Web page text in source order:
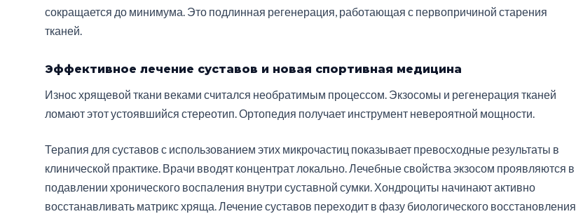
сокращается до минимума. Это подлинная регенерация, работающая с первопричиной старения
тканей.
Эффективное лечение суставов и новая спортивная медицина
Износ хрящевой ткани веками считался необратимым процессом. Экзосомы и регенерация тканей
ломают этот устоявшийся стереотип. Ортопедия получает инструмент невероятной мощности.
Терапия для суставов с использованием этих микрочастиц показывает превосходные результаты в
клинической практике. Врачи вводят концентрат локально. Лечебные свойства экзосом проявляются в
подавлении хронического воспаления внутри суставной сумки. Хондроциты начинают активно
восстанавливать матрикс хряща. Лечение суставов переходит в фазу биологического восстановления